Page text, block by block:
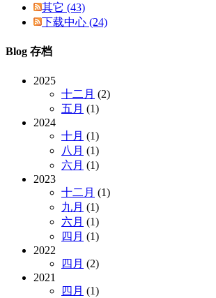
其它 (43)
下载中心 (24)
Blog 存档
2025
十二月 (2)
五月 (1)
2024
十月 (1)
八月 (1)
六月 (1)
2023
十二月 (1)
九月 (1)
六月 (1)
四月 (1)
2022
四月 (2)
2021
四月 (1)